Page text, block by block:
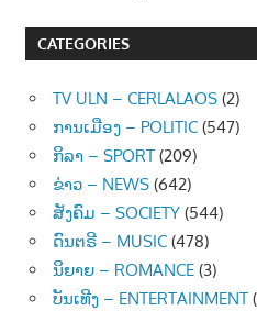
CATEGORIES
TV ULN – CERLALAOS (2)
ການເມືອງ – POLITIC (547)
ກິລາ – SPORT (209)
ຂ່າວ – NEWS (642)
ສັງຄົມ – SOCIETY (544)
ດົນຕຣີ – MUSIC (478)
ນິຍາຍ – ROMANCE (3)
ບັນເທີງ – ENTERTAINMENT